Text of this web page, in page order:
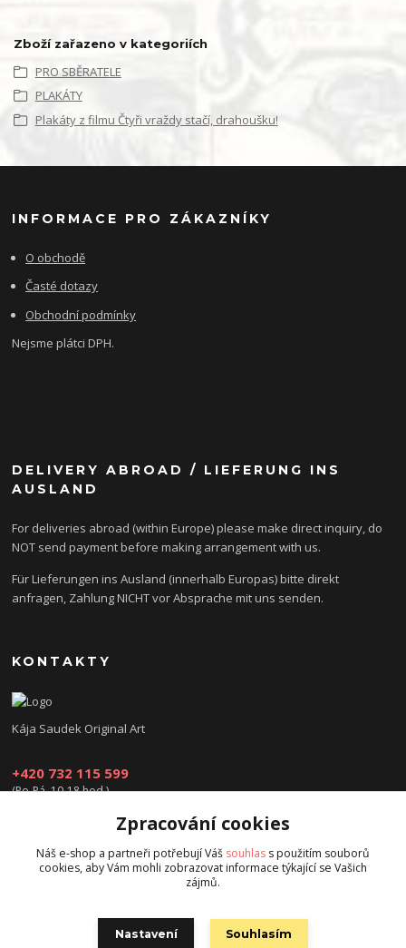
Zboží zařazeno v kategoriích
PRO SBĚRATELE
PLAKÁTY
Plakáty z filmu Čtyři vraždy stačí, drahoušku!
INFORMACE PRO ZÁKAZNÍKY
O obchodě
Časté dotazy
Obchodní podmínky
Nejsme plátci DPH.
DELIVERY ABROAD / LIEFERUNG INS
AUSLAND
For deliveries abroad (within Europe) please make direct inquiry, do
NOT send payment before making arrangement with us.
Für Lieferungen ins Ausland (innerhalb Europas) bitte direkt
anfragen, Zahlung NICHT vor Absprache mit uns senden.
KONTAKTY
Kája Saudek Original Art
+420 732 115 599
(Po-Pá, 10-18 hod.)
obchod@kajasaudek.cz
Zpracování cookies
Náš e-shop a partneři potřebují Váš souhlas s použitím souborů
cookies, aby Vám mohli zobrazovat informace týkající se Vašich
zájmů.
Nastavení Souhlasím